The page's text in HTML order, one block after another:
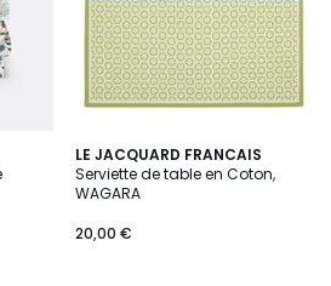
LE JACQUARD FRANCAIS
Serviette de table en Coton,
WAGARA
20,00 €
3
Couleurs